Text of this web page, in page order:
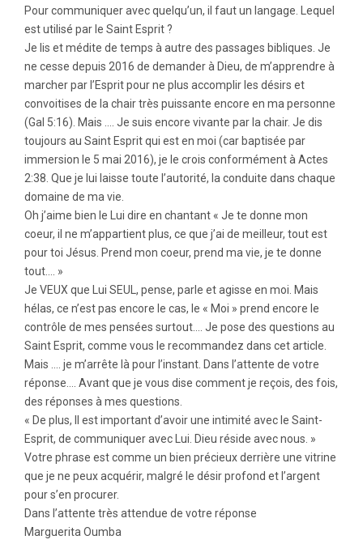
Pour communiquer avec quelqu’un, il faut un langage. Lequel
est utilisé par le Saint Esprit ?
Je lis et médite de temps à autre des passages bibliques. Je
ne cesse depuis 2016 de demander à Dieu, de m’apprendre à
marcher par l’Esprit pour ne plus accomplir les désirs et
convoitises de la chair très puissante encore en ma personne
(Gal 5:16). Mais …. Je suis encore vivante par la chair. Je dis
toujours au Saint Esprit qui est en moi (car baptisée par
immersion le 5 mai 2016), je le crois conformément à Actes
2:38. Que je lui laisse toute l’autorité, la conduite dans chaque
domaine de ma vie.
Oh j’aime bien le Lui dire en chantant « Je te donne mon
coeur, il ne m’appartient plus, ce que j’ai de meilleur, tout est
pour toi Jésus. Prend mon coeur, prend ma vie, je te donne
tout…. »
Je VEUX que Lui SEUL, pense, parle et agisse en moi. Mais
hélas, ce n’est pas encore le cas, le « Moi » prend encore le
contrôle de mes pensées surtout…. Je pose des questions au
Saint Esprit, comme vous le recommandez dans cet article.
Mais …. je m’arrête là pour l’instant. Dans l’attente de votre
réponse…. Avant que je vous dise comment je reçois, des fois,
des réponses à mes questions.
« De plus, Il est important d’avoir une intimité avec le Saint-
Esprit, de communiquer avec Lui. Dieu réside avec nous. »
Votre phrase est comme un bien précieux derrière une vitrine
que je ne peux acquérir, malgré le désir profond et l’argent
pour s’en procurer.
Dans l’attente très attendue de votre réponse
Marguerita Oumba